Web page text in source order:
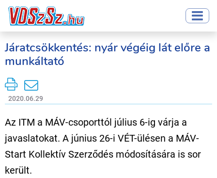
Járatcsökkentés: nyár végéig lát előre a
munkáltató
2020.06.29
Az ITM a MÁV-csoporttól július 6-ig várja a
javaslatokat. A június 26-i VÉT-ülésen a MÁV-
Start Kollektív Szerződés módosítására is sor
került.